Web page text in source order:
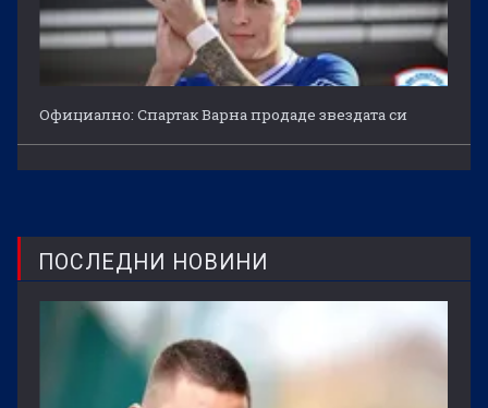
Официално: Спартак Варна продаде звездата си
ПОСЛЕДНИ НОВИНИ